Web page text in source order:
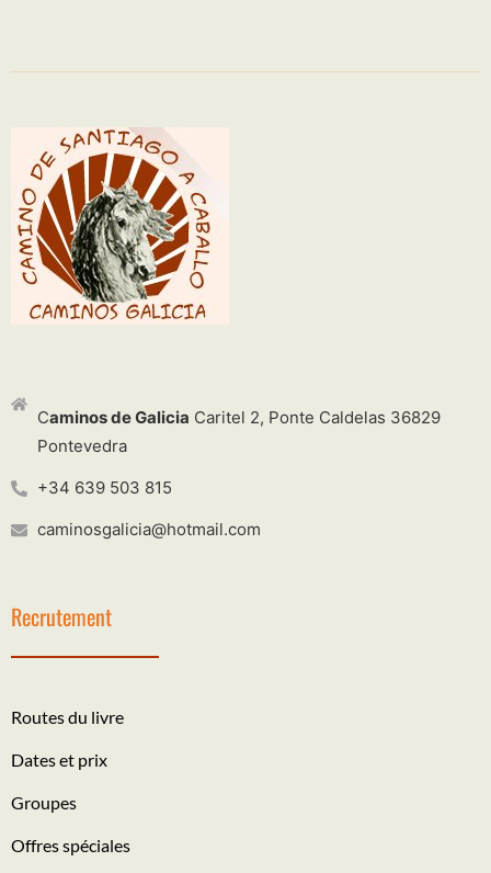
Caminos de Galicia Caritel 2, Ponte Caldelas 36829
Pontevedra
+34 639 503 815
caminosgalicia@hotmail.com
Recrutement
Routes du livre
Dates et prix
Groupes
Offres spéciales